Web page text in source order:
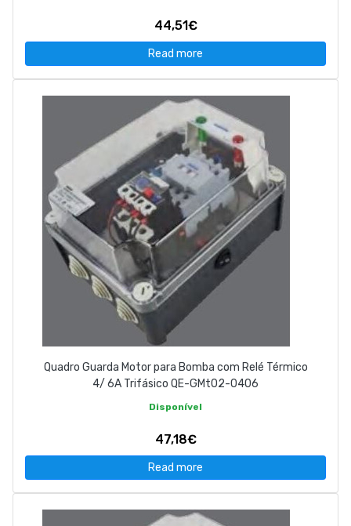
44,51€
Read more
Quadro Guarda Motor para Bomba com Relé Térmico
4/ 6A Trifásico QE-GMt02-0406
Disponível
47,18€
Read more